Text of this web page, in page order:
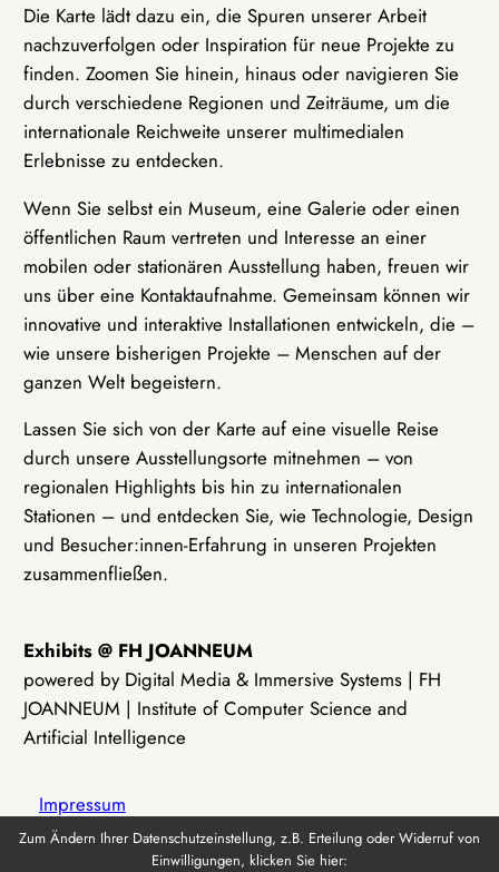
Die Karte lädt dazu ein, die Spuren unserer Arbeit
nachzuverfolgen oder Inspiration für neue Projekte zu
finden. Zoomen Sie hinein, hinaus oder navigieren Sie
durch verschiedene Regionen und Zeiträume, um die
internationale Reichweite unserer multimedialen
Erlebnisse zu entdecken.
Wenn Sie selbst ein Museum, eine Galerie oder einen
öffentlichen Raum vertreten und Interesse an einer
mobilen oder stationären Ausstellung haben, freuen wir
uns über eine Kontaktaufnahme. Gemeinsam können wir
innovative und interaktive Installationen entwickeln, die –
wie unsere bisherigen Projekte – Menschen auf der
ganzen Welt begeistern.
Lassen Sie sich von der Karte auf eine visuelle Reise
durch unsere Ausstellungsorte mitnehmen – von
regionalen Highlights bis hin zu internationalen
Stationen – und entdecken Sie, wie Technologie, Design
und Besucher:innen-Erfahrung in unseren Projekten
zusammenfließen.
Exhibits @ FH JOANNEUM
powered by Digital Media & Immersive Systems | FH
JOANNEUM | Institute of Computer Science and
Artificial Intelligence
Impressum
Zum Ändern Ihrer Datenschutzeinstellung, z.B. Erteilung oder Widerruf von
Einwilligungen, klicken Sie hier: